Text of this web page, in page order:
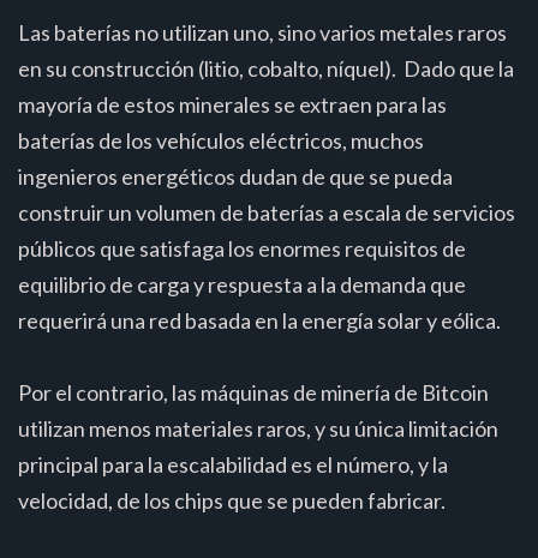
Las baterías no utilizan uno, sino varios metales raros
en su construcción (litio, cobalto, níquel). Dado que la
mayoría de estos minerales se extraen para las
baterías de los vehículos eléctricos, muchos
ingenieros energéticos dudan de que se pueda
construir un volumen de baterías a escala de servicios
públicos que satisfaga los enormes requisitos de
equilibrio de carga y respuesta a la demanda que
requerirá una red basada en la energía solar y eólica.
Por el contrario, las máquinas de minería de Bitcoin
utilizan menos materiales raros, y su única limitación
principal para la escalabilidad es el número, y la
velocidad, de los chips que se pueden fabricar.